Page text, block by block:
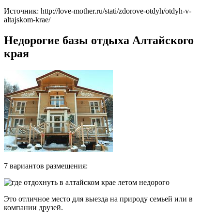
Источник: http://love-mother.ru/stati/zdorove-otdyh/otdyh-v-
altajskom-krae/
Недорогие базы отдыха Алтайского
края
7 вариантов размещения:
Это отличное место для выезда на природу семьей или в
компании друзей.